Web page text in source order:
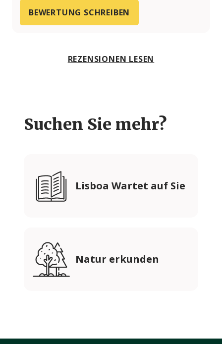
BEWERTUNG SCHREIBEN
REZENSIONEN LESEN
Suchen Sie mehr?
Lisboa Wartet auf Sie
Natur erkunden